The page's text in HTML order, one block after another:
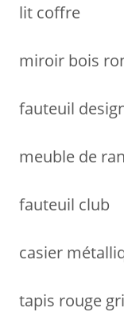
lit coffre
miroir bois
fauteuil
meuble de
fauteuil club
casier
tapis rouge